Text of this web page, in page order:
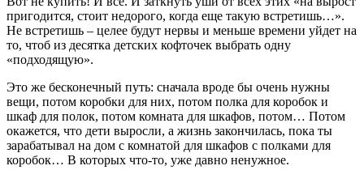
пригодится, стоит недорого, когда еще такую встретишь…».
Не встретишь – целее будут нервы и меньше времени уйдет на
то, чтоб из десятка детских кофточек выбрать одну
«подходящую».
Это же бесконечный путь: сначала вроде бы очень нужны
вещи, потом коробки для них, потом полка для коробок и
шкаф для полок, потом комната для шкафов, потом… Потом
окажется, что дети выросли, а жизнь закончилась, пока ты
зарабатывал на дом с комнатой для шкафов с полками для
коробок… В которых что-то, уже давно ненужное.